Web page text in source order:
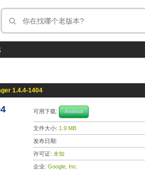
1.4.4-1404
可用下载: Android
文件大小: 1.9 MB
发布日期:
许可证: 未知
企业: Google, Inc.